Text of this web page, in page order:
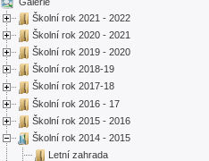
Školní rok 2021 - 2022
Školní rok 2020 - 2021
Školní rok 2019 - 2020
Školní rok 2018-19
Školní rok 2017-18
Školní rok 2016 - 17
Školní rok 2015 - 2016
Školní rok 2014 - 2015
Letní zahrada